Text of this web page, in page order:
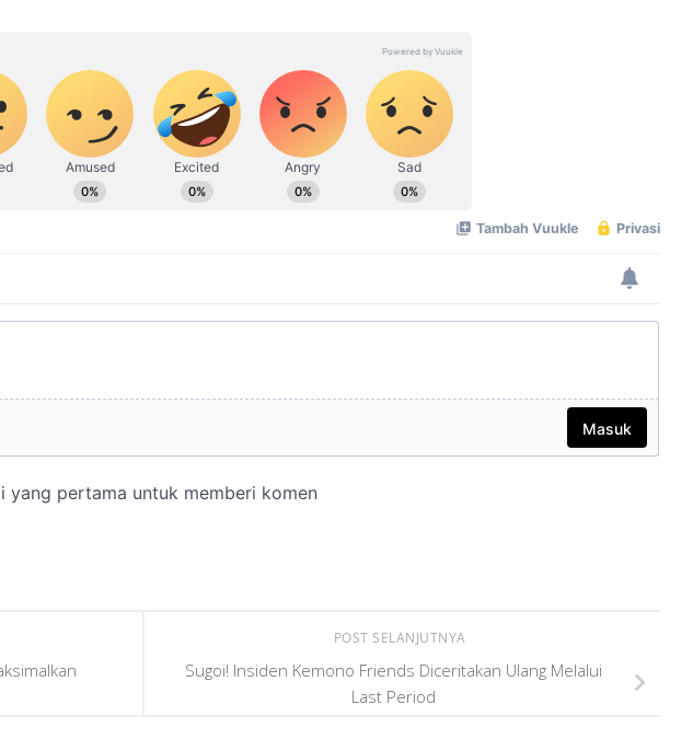
POST SELANJUTNYA
Sugoi! Insiden Kemono Friends Diceritakan Ulang Melalui
Last Period